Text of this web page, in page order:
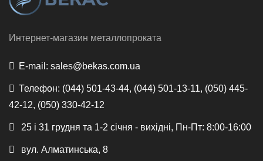
Интернет-магазин металлопроката
E-mail: sales@bekas.com.ua
Телефон: (044) 501-43-44, (044) 501-13-11, (050) 445-
42-12, (050) 330-42-12
25 і 31 грудня та 1-2 січня - вихідні, Пн-Пт: 8:00-16:00
вул. Алматинська, 8